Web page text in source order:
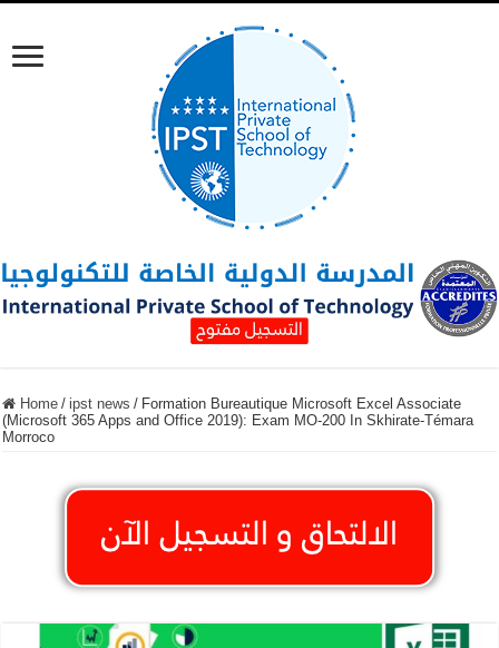
Home / ipst news / Formation Bureautique Microsoft Excel Associate
(Microsoft 365 Apps and Office 2019): Exam MO-200 In Skhirate-Témara
Morroco